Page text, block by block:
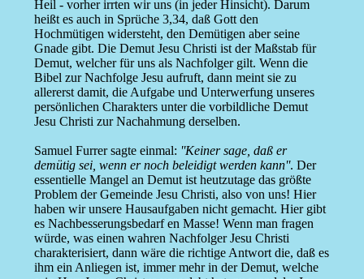
Heil - vorher irrten wir uns (in jeder Hinsicht). Darum
heißt es auch in Sprüche 3,34, daß Gott den
Hochmütigen widersteht, den Demütigen aber seine
Gnade gibt. Die Demut Jesu Christi ist der Maßstab für
Demut, welcher für uns als Nachfolger gilt. Wenn die
Bibel zur Nachfolge Jesu aufruft, dann meint sie zu
allererst damit, die Aufgabe und Unterwerfung unseres
persönlichen Charakters unter die vorbildliche Demut
Jesu Christi zur Nachahmung derselben.
Samuel Furrer sagte einmal: ''Keiner sage, daß er
demütig sei, wenn er noch beleidigt werden kann''. Der
essentielle Mangel an Demut ist heutzutage das größte
Problem der Gemeinde Jesu Christi, also von uns! Hier
haben wir unsere Hausaufgaben nicht gemacht. Hier gibt
es Nachbesserungsbedarf en Masse! Wenn man fragen
würde, was einen wahren Nachfolger Jesu Christi
charakterisiert, dann wäre die richtige Antwort die, daß es
ihm ein Anliegen ist, immer mehr in der Demut, welche